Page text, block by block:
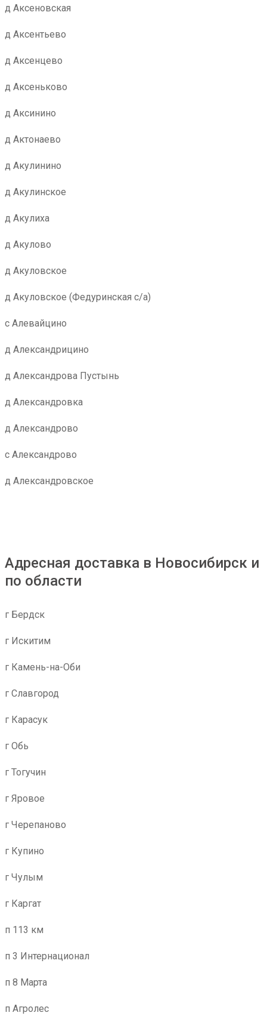
д Аксеновская
д Аксентьево
д Аксенцево
д Аксеньково
д Аксинино
д Актонаево
д Акулинино
д Акулинское
д Акулиха
д Акулово
д Акуловское
д Акуловское (Федуринская с/а)
с Алевайцино
д Александрицино
д Александрова Пустынь
д Александровка
д Александрово
с Александрово
д Александровское
Адресная доставка в Новосибирск и
по области
г Бердск
г Искитим
г Камень-на-Оби
г Славгород
г Карасук
г Обь
г Тогучин
г Яровое
г Черепаново
г Купино
г Чулым
г Каргат
п 113 км
п 3 Интернационал
п 8 Марта
п Агролес